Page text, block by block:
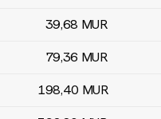
39,68 MUR
79,36 MUR
198,40 MUR